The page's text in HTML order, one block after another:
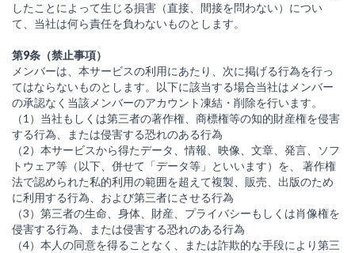
したことによって生じる損害（直接、間接を問わない）につい
て、当社は何ら責任を負わないものとします。
第9条（禁止事項）
メンバーは、本サービスの利用にあたり、次に掲げる行為を行っ
てはならないものとします。以下に該当する場合当社はメンバー
の承認なく当該メンバーのアカウント凍結・削除を行います。
（1）当社もしくは第三者の著作権、商標権等の知的財産権を侵害
する行為、または侵害する恐れのある行為
（2）本サービスから得たデータ、情報、映像、文章、発言、ソフ
トウェア等（以下、併せて「データ等」といいます）を、 著作権
法で認められた私的利用の範囲を超えて複製、販売、出版のため
に利用する行為、および第三者にさせる行為
（3）第三者の生命、身体、財産、プライバシーもしくは肖像権を
侵害する行為、または侵害する恐れのある行為
（4）本人の同意を得ることなく、または詐欺的な手段により第三